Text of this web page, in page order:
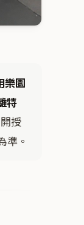
樂園
特
授
準。